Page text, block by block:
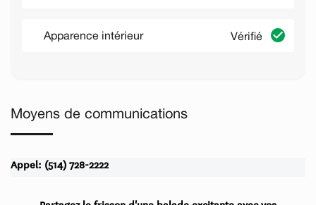
Apparence intérieur Vérifié
Moyens de communications
Appel: (514) 728-2222